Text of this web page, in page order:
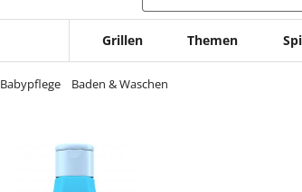
Grillen Themen
Babypflege Baden & Waschen